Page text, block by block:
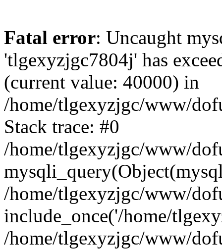
Fatal error: Uncaught
'tlgexyzjgc7804j' has
(current value: 40000) in
/home/tlgexyzjgc/www/
Stack trace: #0
/home/tlgexyzjgc/www/
/home/tlgexyzjgc/www/
include_once('/home/
/home/tlgexyzjgc/www/